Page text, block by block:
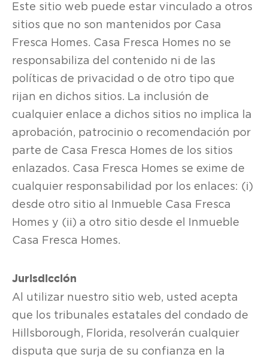
Este sitio web puede estar vinculado a otros
sitios que no son mantenidos por Casa
Fresca Homes. Casa Fresca Homes no se
responsabiliza del contenido ni de las
políticas de privacidad o de otro tipo que
rijan en dichos sitios. La inclusión de
cualquier enlace a dichos sitios no implica la
aprobación, patrocinio o recomendación por
parte de Casa Fresca Homes de los sitios
enlazados. Casa Fresca Homes se exime de
cualquier responsabilidad por los enlaces: (i)
desde otro sitio al Inmueble Casa Fresca
Homes y (ii) a otro sitio desde el Inmueble
Casa Fresca Homes.
Jurisdicción
Al utilizar nuestro sitio web, usted acepta
que los tribunales estatales del condado de
Hillsborough, Florida, resolverán cualquier
disputa que surja de su confianza en la